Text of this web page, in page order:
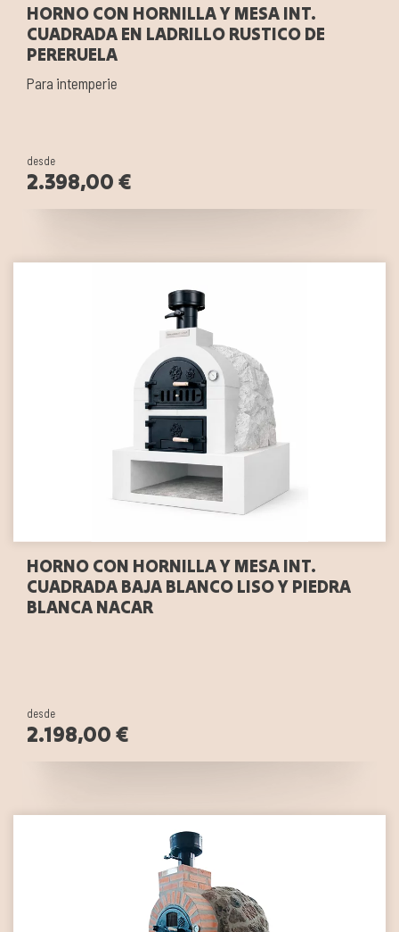
HORNO CON HORNILLA Y MESA INT.
CUADRADA EN LADRILLO RUSTICO DE
PERERUELA
Para intemperie
desde
2.398,00 €
HORNO CON HORNILLA Y MESA INT.
CUADRADA BAJA BLANCO LISO Y PIEDRA
BLANCA NACAR
desde
2.198,00 €